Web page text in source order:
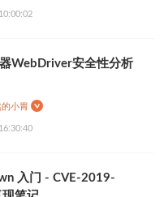
WebDriver安全性分析
小胃
入门 - CVE-2019-